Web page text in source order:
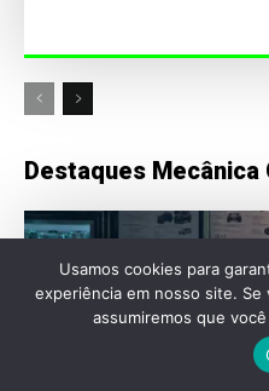
Destaques Mecânica
Usamos cookies para
experiência em nosso site.
assumiremos que